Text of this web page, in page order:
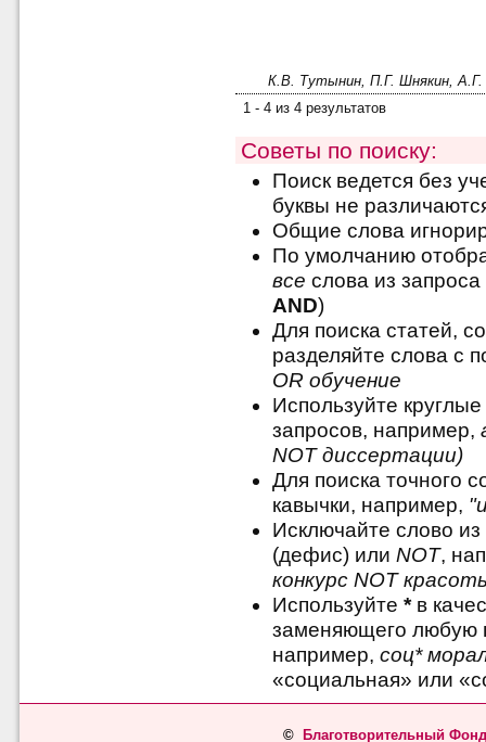
К.В. Тутынин, П.Г. Шнякин,
1 - 4 из 4 результатов
Советы по поиску:
Поиск ведется без
буквы не
Общие слова
По умолчанию
все слова из
AND)
Для поиска статей,
разделяйте слова с
OR обучение
Используйте
запросов, например,
NOT диссертации)
Для поиска точного
кавычки, например,
Исключайте слово
(дефис) или NOT,
конкурс NOT
Используйте *в
заменяющего любую
например, соц*
«социальная» или
© Благотворительный